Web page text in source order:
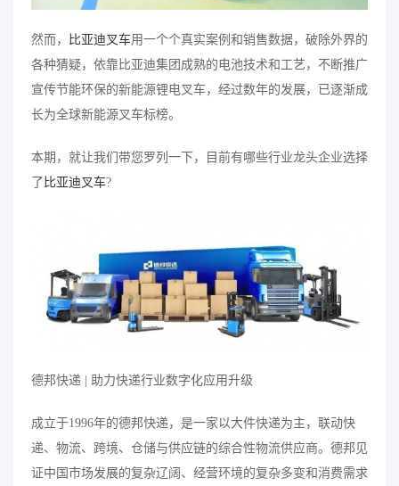
然而， 比亚迪叉车用一个个真实案例和销售数据，破除外界的
各种猜疑，依靠比亚迪集团成熟的电池技术和工艺，不断推广
宣传节能环保的新能源锂电叉车，经过数年的发展，已逐渐成
长为全球新能源叉车标榜。
本期，就让我们带您罗列一下，目前有哪些行业龙头企业选择
了 比亚迪叉车?
德邦快递 | 助力快递行业数字化应用升级
成立于1996年的德邦快递，是一家以大件快递为主，联动快
递、物流、跨境、仓储与供应链的综合性物流供应商。德邦见
证中国市场发展的复杂辽阔、经营环境的复杂多变和消费需求